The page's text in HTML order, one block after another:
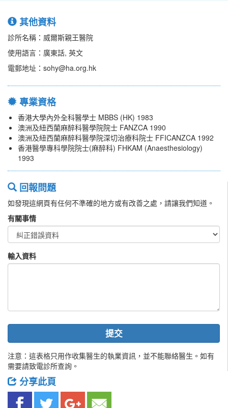
其他資料
診所名稱：威爾斯親王醫院
使用語言：廣東話, 英文
電郵地址：sohy@ha.org.hk
專業資格
香港大學內外全科醫學士 MBBS (HK) 1983
澳洲及紐西蘭麻醉科醫學院院士 FANZCA 1990
澳洲及紐西蘭麻醉科醫學院深切治療科院士 FFICANZCA 1992
香港醫學專科學院院士(麻醉科) FHKAM (Anaesthesiology)
1993
回報問題
如發現這網頁有任何不準確的地方或有改善之處，請讓我們知道。
有關事情
輸入資料
提交
注意：這表格只用作收集醫生的執業資訊，並不能聯絡醫生。如有
需要請致電診所查詢。
分享此頁